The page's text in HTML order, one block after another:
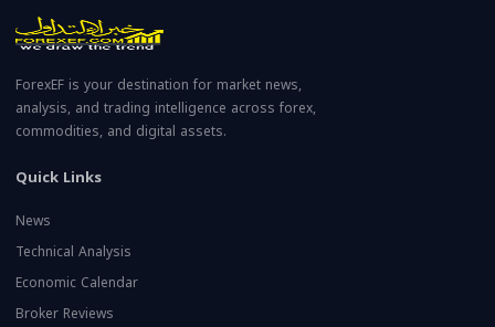
ForexEF is your destination for market news,
analysis, and trading intelligence across forex,
commodities, and digital assets.
Quick Links
News
Technical Analysis
Economic Calendar
Broker Reviews